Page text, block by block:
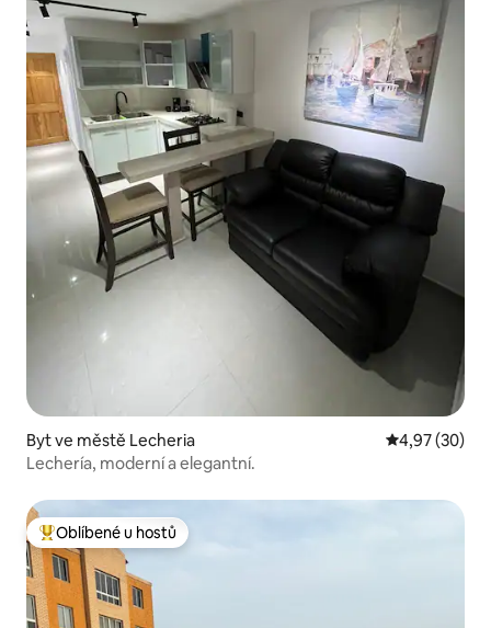
Byt ve městě Lecheria Průměrné
4,97 (30)
Lechería, moderní a elegantní.
Nejlepší v kategorii Oblíbené u hostů
Oblíbené u hostů